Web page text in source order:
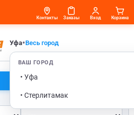
Уфа•Весь город
ВАШ ГОРОД
• Уфа
• Стерлитамак
Контакты Заказы Вход Корзина
ШИРИНА